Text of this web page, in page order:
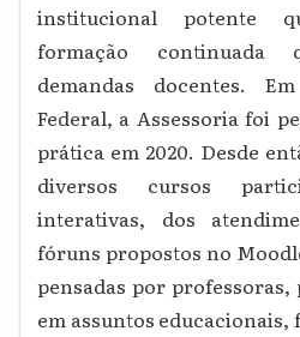
institucional potente
formação continuada
demandas docentes.
Federal, a Assessoria foi
prática em 2020. Desde
diversos cursos
interativas, dos
fóruns propostos no
pensadas por professoras,
em assuntos